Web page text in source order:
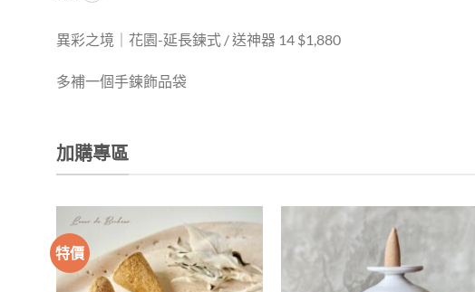
異彩之境｜花園-延長鍊式 / 送神器 14 $1,880
多補一個手鍊飾品袋
加購專區
特價